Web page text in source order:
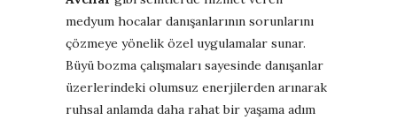
medyum hocalar danışanlarının sorunlarını
çözmeye yönelik özel uygulamalar sunar.
Büyü bozma çalışmaları sayesinde danışanlar
üzerlerindeki olumsuz enerjilerden arınarak
ruhsal anlamda daha rahat bir yaşama adım